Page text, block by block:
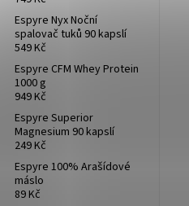
Espyre Nyx Noční
spalovač tuků 90 kapslí
549 Kč
Espyre CFM Whey Protein
1000 g
949 Kč
Espyre Superior
Magnesium 90 kapslí
249 Kč
Espyre 100% Arašídové
máslo
89 Kč